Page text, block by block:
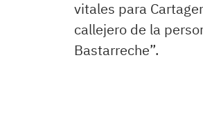
vitales para
callejero de la
Bastarreche”.